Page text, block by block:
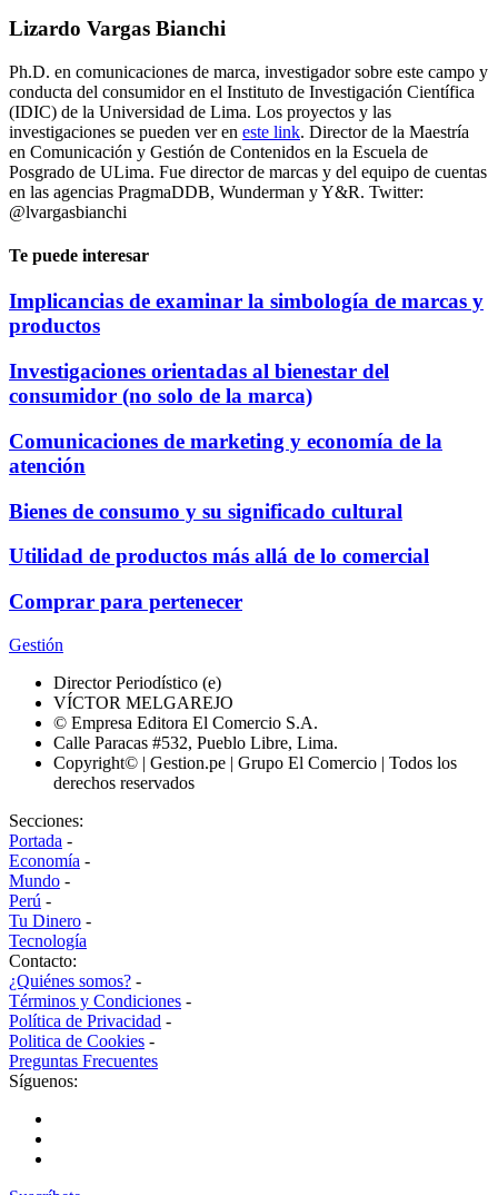
Lizardo Vargas Bianchi
Ph.D. en comunicaciones de marca, investigador sobre este campo y
conducta del consumidor en el Instituto de Investigación Científica
(IDIC) de la Universidad de Lima. Los proyectos y las
investigaciones se pueden ver en este link. Director de la Maestría
en Comunicación y Gestión de Contenidos en la Escuela de
Posgrado de ULima. Fue director de marcas y del equipo de cuentas
en las agencias PragmaDDB, Wunderman y Y&R. Twitter:
@lvargasbianchi
Te puede interesar
Implicancias de examinar la simbología de marcas y
productos
Investigaciones orientadas al bienestar del
consumidor (no solo de la marca)
Comunicaciones de marketing y economía de la
atención
Bienes de consumo y su significado cultural
Utilidad de productos más allá de lo comercial
Comprar para pertenecer
Gestión
Director Periodístico (e)
VÍCTOR MELGAREJO
© Empresa Editora El Comercio S.A.
Calle Paracas #532, Pueblo Libre, Lima.
Copyright© | Gestion.pe | Grupo El Comercio | Todos los
derechos reservados
Secciones:
Portada -
Economía -
Mundo -
Perú -
Tu Dinero -
Tecnología
Contacto:
¿Quiénes somos? -
Términos y Condiciones -
Política de Privacidad -
Politica de Cookies -
Preguntas Frecuentes
Síguenos: